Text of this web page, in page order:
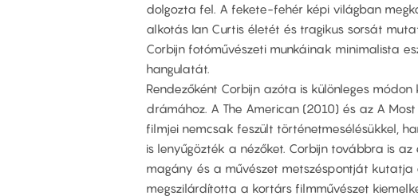
dolgozta fel. A fekete-fehér képi világban
alkotás Ian Curtis életét és tragikus sorsát
Corbijn fotóművészeti munkáinak minimalista
hangulatát.
Rendezőként Corbijn azóta is különleges
drámához. A The American (2010) és az A
filmjei nemcsak feszült történetmesélésükkel,
is lenyűgözték a nézőket. Corbijn továbbra is
magány és a művészet metszéspontját kutatja
megszilárdította a kortárs filmművészet